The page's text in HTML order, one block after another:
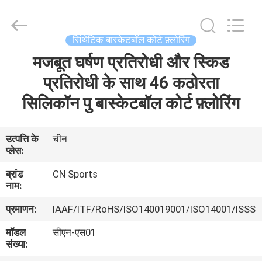
उत्पादों
हमारे
बारे
में
कारखाना
भ्रमण
Materials
सिंथेटिक बास्केटबॉल कोर्ट फ़्लोरिंग
मजबूत घर्षण प्रतिरोधी और स्किड
प्रतिरोधी के साथ 46 कठोरता
सिलिकॉन पु बास्केटबॉल कोर्ट फ़्लोरिंग
उत्पत्ति के
प्लेस:
चीन
ब्रांड
नाम:
CN Sports
प्रमाणन:
IAAF/ITF/RoHS/ISO140019001/ISO14001/ISSS
मॉडल
संख्या:
सीएन-एस01